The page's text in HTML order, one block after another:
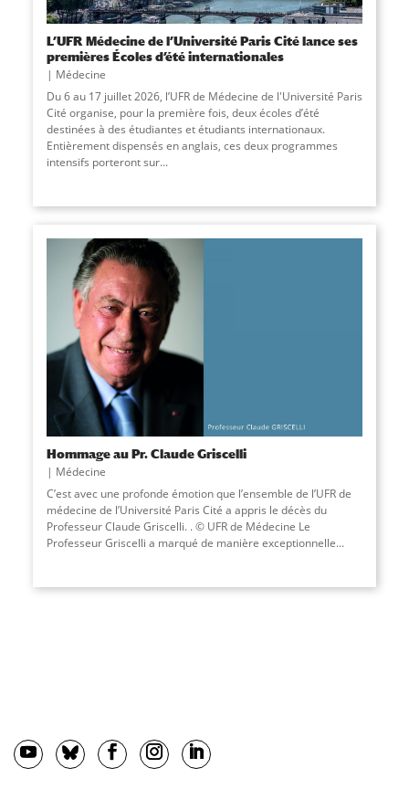
L’UFR Médecine de l’Université Paris Cité lance ses
premières Écoles d’été internationales
Médecine
Du 6 au 17 juillet 2026, l’UFR de Médecine de l'Université Paris
Cité organise, pour la première fois, deux écoles d’été
destinées à des étudiantes et étudiants internationaux.
Entièrement dispensés en anglais, ces deux programmes
intensifs porteront sur...
Hommage au Pr. Claude Griscelli
Médecine
C’est avec une profonde émotion que l’ensemble de l’UFR de
médecine de l’Université Paris Cité a appris le décès du
Professeur Claude Griscelli. . © UFR de Médecine Le
Professeur Griscelli a marqué de manière exceptionnelle...